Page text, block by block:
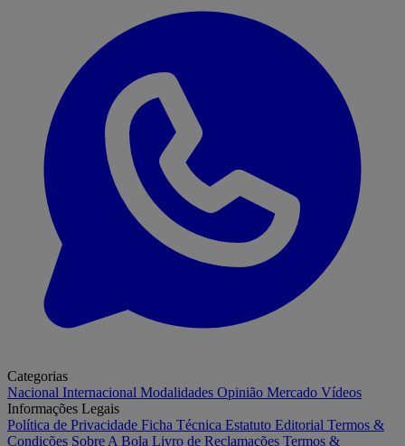
Categorias
Nacional Internacional Modalidades Opinião Mercado Vídeos
Informações Legais
Política de Privacidade Ficha Técnica Estatuto Editorial Termos &
Condições Sobre A Bola Livro de Reclamações Termos &